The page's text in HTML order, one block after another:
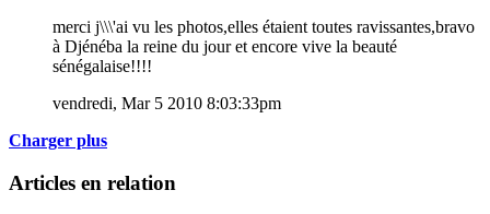
merci j\\\'ai vu les photos,elles étaient toutes ravissantes,bravo
à Djénéba la reine du jour et encore vive la beauté
sénégalaise!!!!
vendredi, Mar 5 2010 8:03:33pm
Charger plus
Articles en relation